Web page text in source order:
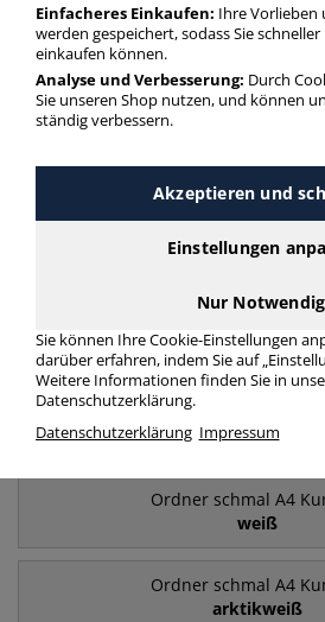
Ordner schmal A4 Kunststoff
mehr Infos zur Kategorie
Ordner schmal A4
Ordner schmal A4
2 Ringe
Ordner schmal A4
grün
Ordner schmal A4
weiß
Ordner schmal A4
arktikweiß
Einfacheres Einkaufen: Ihre Vorlieben
werden gespeichert, sodass Sie
einkaufen können.
Analyse und Verbesserung: Durch
Sie unseren Shop nutzen, und können
ständig verbessern.
Akzeptieren und
Einstellungen
Nur
Sie können Ihre Cookie-Einstellungen
darüber erfahren, indem Sie auf
Weitere Informationen finden Sie in
Datenschutzerklärung.
Datenschutzerklärung Impressum